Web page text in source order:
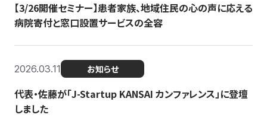
【3/26開催セミナー】患者家族、地域住民の心の声に応える
病院寄付と窓口設置サービスの全容
2026.03.11 お知らせ
代表・佐藤が「J-Startup KANSAI カンファレンス」に登壇
しました